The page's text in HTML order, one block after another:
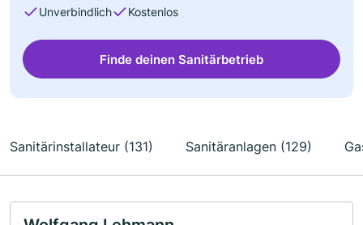
Unverbindlich Kostenlos
Finde deinen Sanitärbetrieb
Sanitärinstallateur (131) Sanitäranlagen (129)